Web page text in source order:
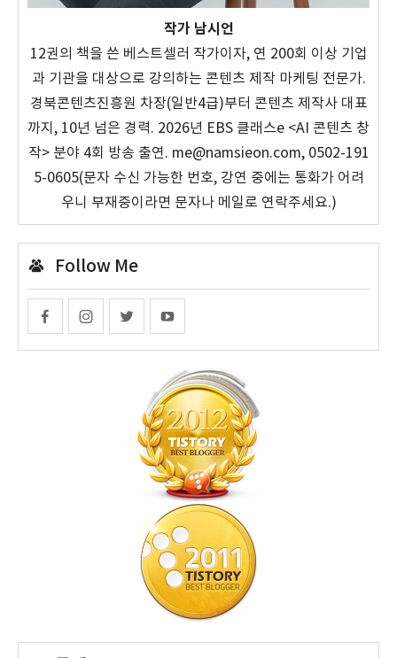
작가 남시언
12권의 책을 쓴 베스트셀러 작가이자, 연 200회 이상 기업
과 기관을 대상으로 강의하는 콘텐츠 제작 마케팅 전문가.
경북콘텐츠진흥원 차장(일반4급)부터 콘텐츠 제작사 대표
까지, 10년 넘은 경력. 2026년 EBS 클래스e <AI 콘텐츠 창
작> 분야 4회 방송 출연. me@namsieon.com, 0502-191
5-0605(문자 수신 가능한 번호, 강연 중에는 통화가 어려
우니 부재중이라면 문자나 메일로 연락주세요.)
Follow Me